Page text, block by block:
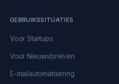
GEBRUIKSSITUATIES
Voor Startups
Voor Nieuwsbrieven
E-mailautomatisering